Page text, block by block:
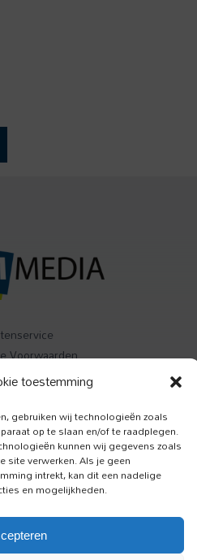
toestemming
gebruiken wij technologieën zoals
op te slaan en/of te raadplegen.
kunnen wij gegevens zoals
site verwerken. Als je geen
intrekt, kan dit een nadelige
en mogelijkheden.
Voorwaarden
Hond